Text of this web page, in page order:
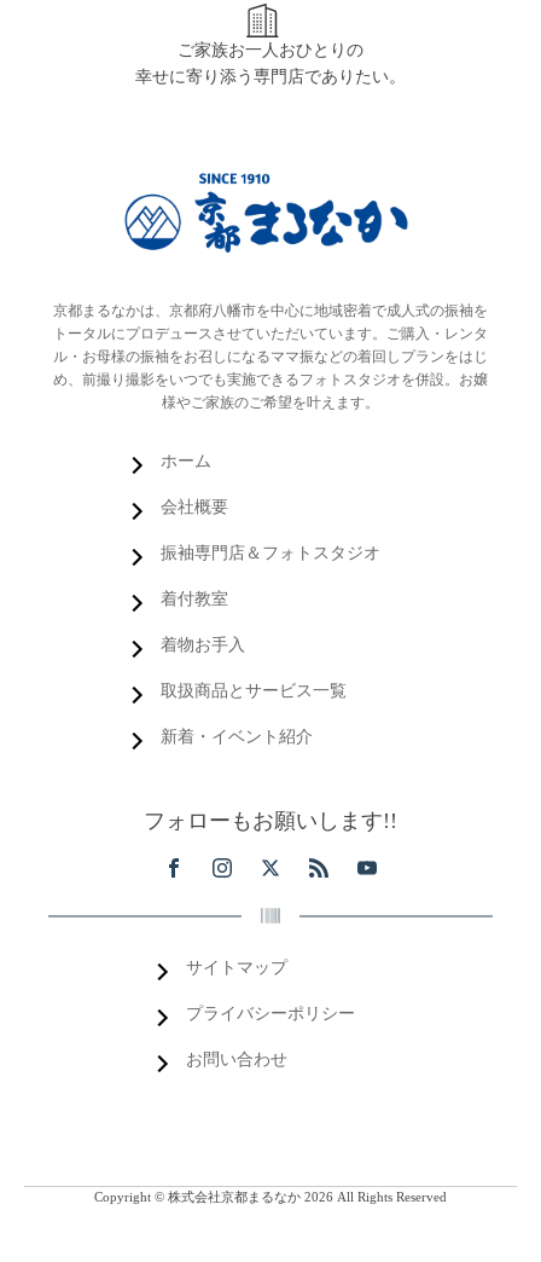
ご家族お一人おひとりの
幸せに寄り添う専門店でありたい。
京都まるなかは、京都府八幡市を中心に地域密着で成人式の振袖を
トータルにプロデュースさせていただいています。ご購入・レンタ
ル・お母様の振袖をお召しになるママ振などの着回しプランをはじ
め、前撮り撮影をいつでも実施できるフォトスタジオを併設。お嬢
様やご家族のご希望を叶えます。
ホーム
会社概要
振袖専門店＆フォトスタジオ
着付教室
着物お手入
取扱商品とサービス一覧
新着・イベント紹介
フォローもお願いします!!
サイトマップ
プライバシーポリシー
お問い合わせ
Copyright © 株式会社京都まるなか 2026 All Rights Reserved